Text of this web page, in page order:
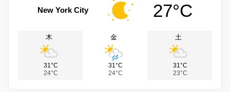
New York City 27°C
木
31°C
24°C
金
31°C
24°C
土
31°C
23°C